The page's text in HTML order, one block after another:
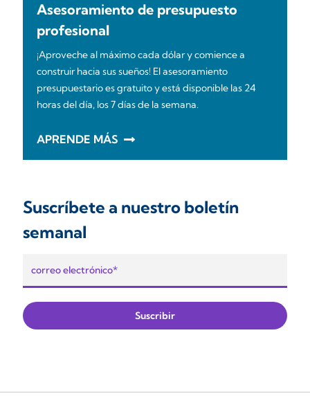
Asesoramiento de presupuesto
profesional
¡Aproveche al máximo cada dólar y comience a
construir hacia sus sueños! El asesoramiento
presupuestario es gratuito y está disponible las 24
horas del día, los 7 días de la semana.
APRENDE MÁS
Suscríbete a nuestro boletín
semanal